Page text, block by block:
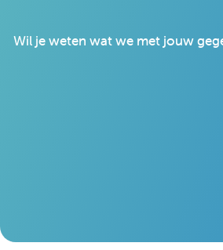
Wil je weten wat we met jouw